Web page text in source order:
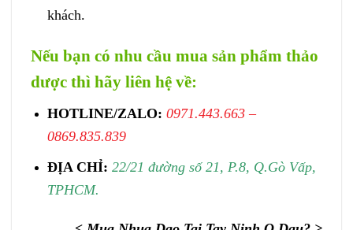
khách.
Nếu bạn có nhu cầu mua sản phẩm thảo
dược thì hãy liên hệ về:
HOTLINE/ZALO: 0971.443.663 –
0869.835.839
ĐỊA CHỈ: 22/21 đường số 21, P.8, Q.Gò Vấp,
TPHCM.